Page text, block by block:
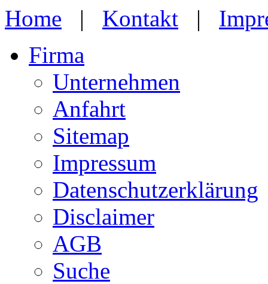
Home | Kontakt |
Firma
Unternehmen
Anfahrt
Sitemap
Impressum
Datenschutzerklärung
Disclaimer
AGB
Suche